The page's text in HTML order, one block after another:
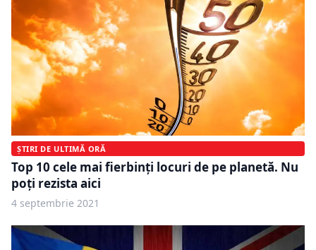
ȘTIRI DE ULTIMĂ ORĂ
Top 10 cele mai fierbinți locuri de pe planetă. Nu
poți rezista aici
4 septembrie 2021